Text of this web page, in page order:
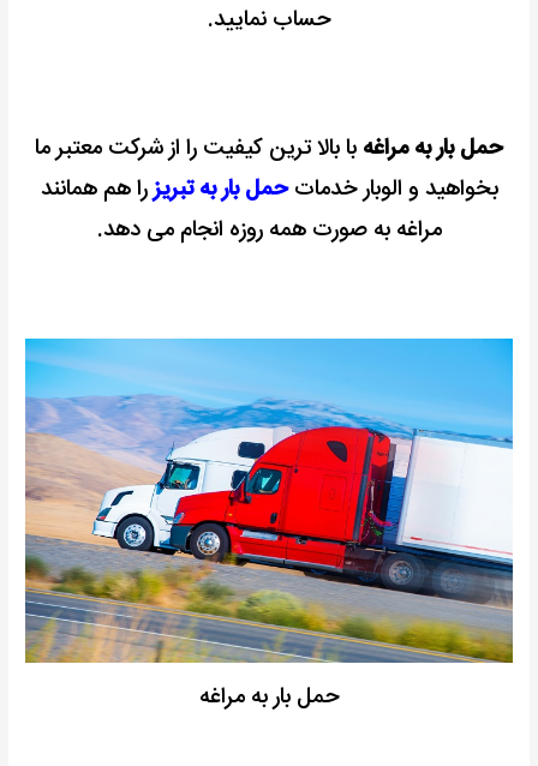
حساب نمایید.
حمل بار به مراغه با بالا ترین کیفیت را از شرکت معتبر ما
بخواهید و الوبار خدماتحمل بار به تبریزرا هم همانند
مراغه به صورت همه روزه انجام می دهد.
حمل بار به مراغه